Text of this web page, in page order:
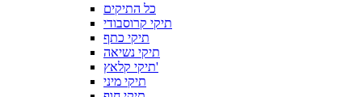
כל התיקים
תיקי קרוסבודי
תיקי כתף
תיקי נשיאה
תיקי קלאץ'
תיקי מיני